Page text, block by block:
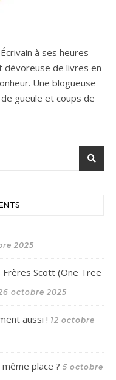
à ses heures
dévoreuse de livres en
Une blogueuse
gueule et coups de
2025
Scott (One Tree
octobre 2025
aussi ! 12 octobre
place ? 5 octobre